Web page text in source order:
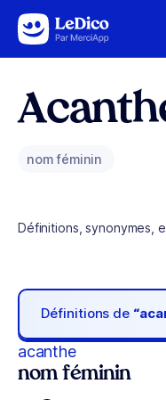
Aller au contenu
nom féminin
Définitions, synonymes,
Définitions de
acanthe
nom féminin